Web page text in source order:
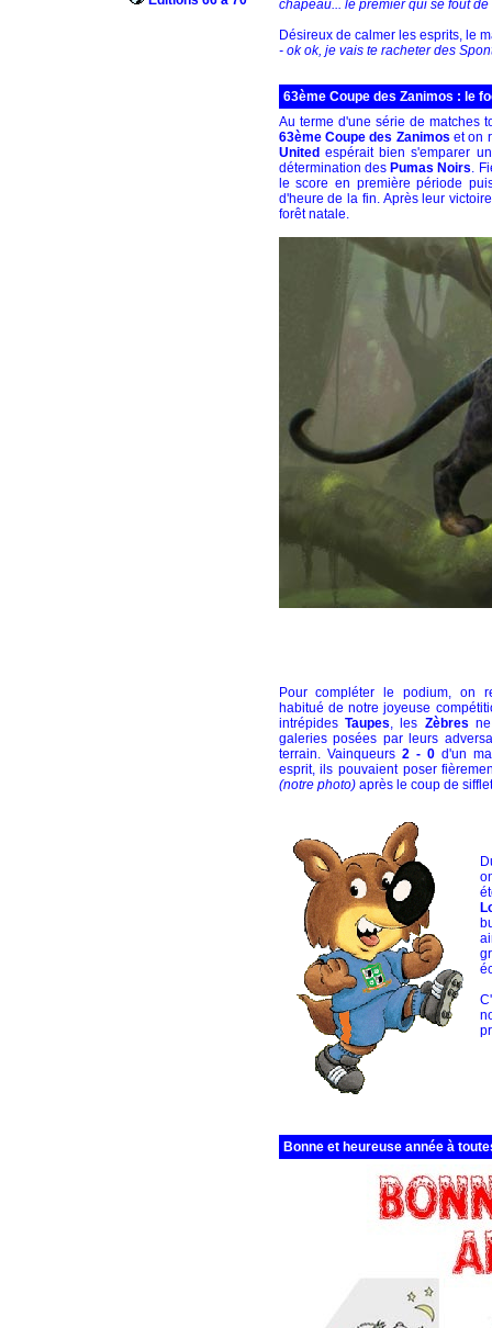
chapeau... le premier qui se fout
Désireux de calmer les esprits, le
- ok ok, je vais te racheter des
63ème Coupe des Zanimos : le
Au terme d'une série de matches
63ème Coupe des Zanimos et on
United espérait bien s'emparer
détermination des Pumas Noirs.
le score en première période
d'heure de la fin. Après leur
forêt natale.
Pour compléter le podium, on
habitué de notre joyeuse
intrépides Taupes, les Zèbres
galeries posées par leurs
terrain. Vainqueurs 2 - 0d'un
esprit, ils pouvaient poser
(notre photo)après le coup de
Bonne et heureuse année à